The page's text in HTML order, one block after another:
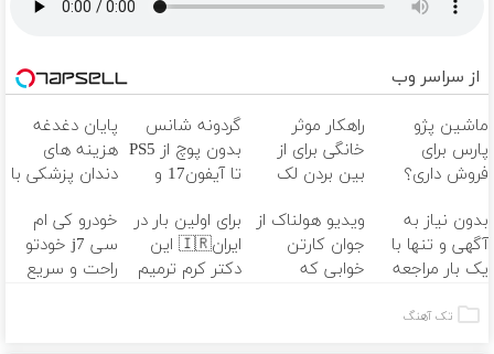
از سراسر وب
ماشین پژو
پارس برای
فروش داری؟
بفروشش
راهکار موثر
خانگی برای از
بین بردن لک
گردونه شانس
بدون پوچ از PS5
تا آیفون17 و
پایان دغدغه
هزینه های
دندان پزشکی با
کننده خانگی
بدون نیاز به
آگهی و تنها با
یک بار مراجعه
ویدیو هولناک از
جوان کارتن
خوابی که
برای اولین بار در
ایران🇮🇷 این
دکتر کرم ترمیم
خودرو کی ام
سی j7 خودتو
راحت و سریع
تک آهنگ